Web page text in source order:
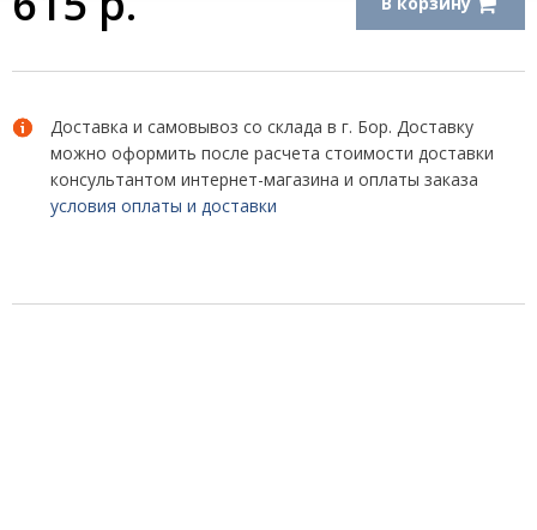
Доставка и самовывоз со склада в г. Бор. Доставку
можно оформить после расчета стоимости доставки
консультантом интернет-магазина и оплаты заказа
условия оплаты и доставки